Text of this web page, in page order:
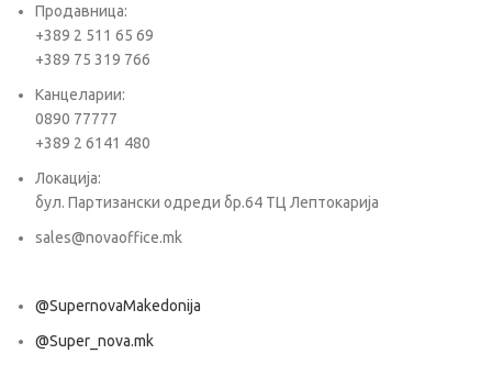
Продавница:
+389 2 511 65 69
+389 75 319 766
Канцеларии:
0890 77777
+389 2 6141 480
Локација:
бул. Партизански одреди бр.64 ТЦ Лептокарија
sales@novaoffice.mk
@SupernovaMakedonija
@Super_nova.mk